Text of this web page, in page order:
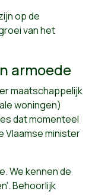
op de
van het
armoede
maatschappelijk
woningen)
dat momenteel
Vlaamse minister
We kennen de
Behoorlijk